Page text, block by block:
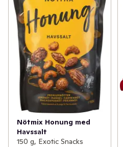
Nötmix Honung med
Havssalt
150 g, Exotic Snacks